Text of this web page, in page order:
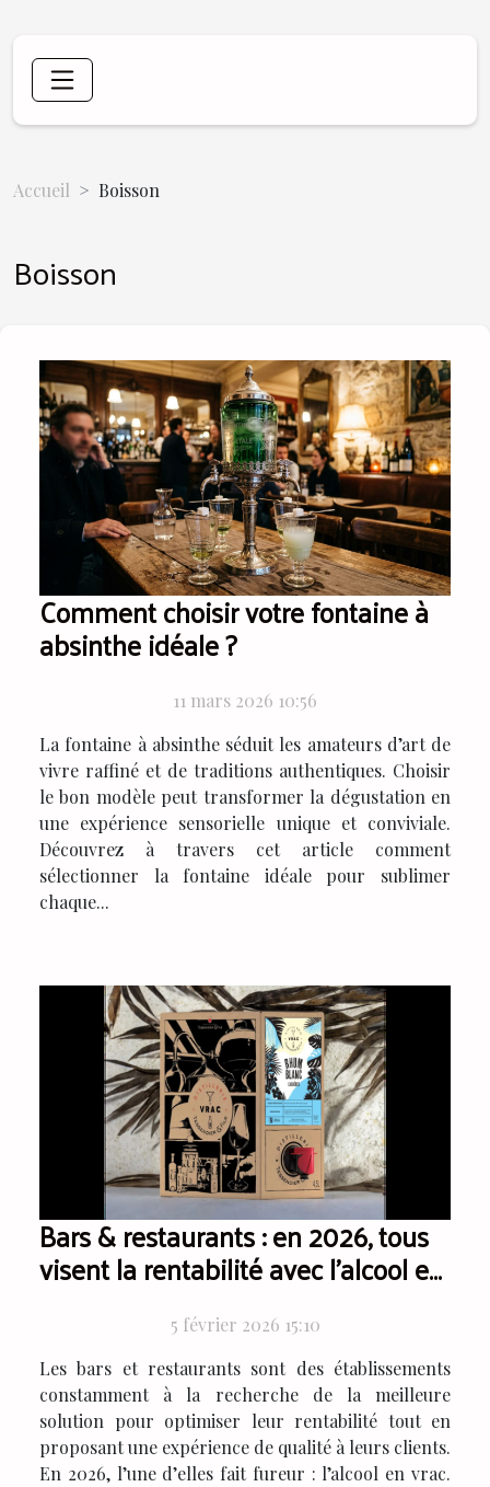
Accueil Boisson
Boisson
Comment choisir votre fontaine à
absinthe idéale ?
11 mars 2026 10:56
La fontaine à absinthe séduit les amateurs d’art de
vivre raffiné et de traditions authentiques. Choisir
le bon modèle peut transformer la dégustation en
une expérience sensorielle unique et conviviale.
Découvrez à travers cet article comment
sélectionner la fontaine idéale pour sublimer
chaque...
Bars & restaurants : en 2026, tous
visent la rentabilité avec l’alcool en
5 février 2026 15:10
Les bars et restaurants sont des établissements
constamment à la recherche de la meilleure
solution pour optimiser leur rentabilité tout en
proposant une expérience de qualité à leurs clients.
En 2026, l’une d’elles fait fureur : l’alcool en vrac.